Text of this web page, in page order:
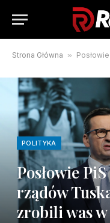
Strona Główna » Posłowie PiS
POLITYKA
Posłowie
rządów
zrobili was